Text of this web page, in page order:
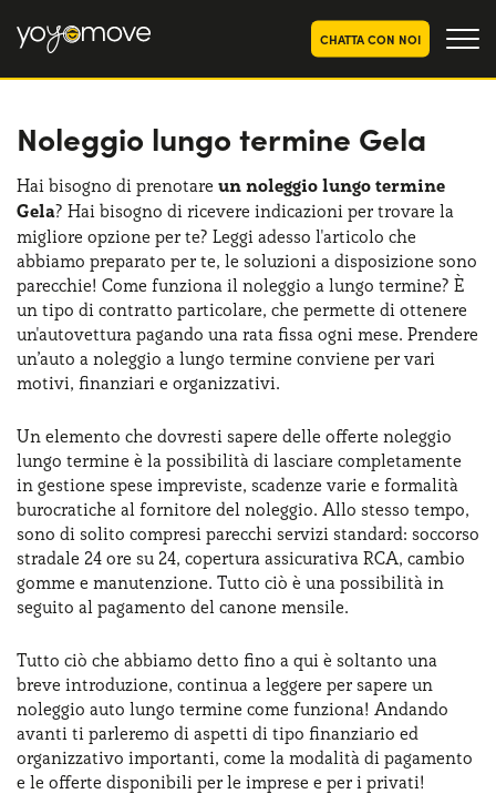
CHATTA CON NOI
OFFERTE NOLEGGIO
LUNGO TERMINE
Privati
Aziende e P.IVA
OFFERTE NOLEGGIO
AUTO USATE
CHI SIAMO
La nostra storia
Lavora con noi
COME FUNZIONA
PERCHÉ CONVIENE
SCEGLI UN PAESE
Serve assistenza? 800595799
Noleggio lungo termine Gela
Hai bisogno di prenotare un noleggio lungo termine
Gela? Hai bisogno di ricevere indicazioni per trovare la
migliore opzione per te? Leggi adesso l'articolo che
abbiamo preparato per te, le soluzioni a disposizione sono
parecchie! Come funziona il noleggio a lungo termine? È
un tipo di contratto particolare, che permette di ottenere
un'autovettura pagando una rata fissa ogni mese. Prendere
un’auto a noleggio a lungo termine conviene per vari
motivi, finanziari e organizzativi.
Un elemento che dovresti sapere delle offerte noleggio
lungo termine è la possibilità di lasciare completamente
in gestione spese impreviste, scadenze varie e formalità
burocratiche al fornitore del noleggio. Allo stesso tempo,
sono di solito compresi parecchi servizi standard: soccorso
stradale 24 ore su 24, copertura assicurativa RCA, cambio
gomme e manutenzione. Tutto ciò è una possibilità in
seguito al pagamento del canone mensile.
Tutto ciò che abbiamo detto fino a qui è soltanto una
breve introduzione, continua a leggere per sapere un
noleggio auto lungo termine come funziona! Andando
avanti ti parleremo di aspetti di tipo finanziario ed
organizzativo importanti, come la modalità di pagamento
e le offerte disponibili per le imprese e per i privati!